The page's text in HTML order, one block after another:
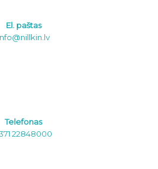
El. paštas
Telefonas
22848000